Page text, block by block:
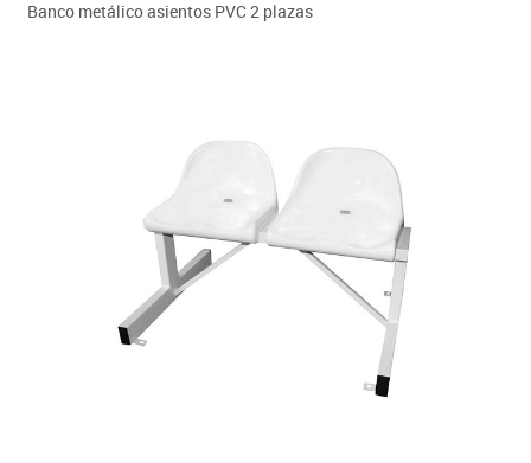
Banco metálico asientos PVC 2 plazas